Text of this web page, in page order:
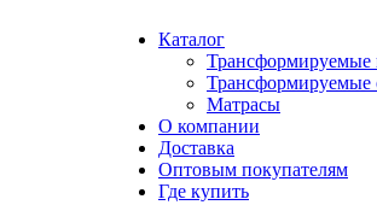
Каталог
Трансформируемые
Трансформируемые
Матрасы
О компании
Доставка
Оптовым покупателям
Где купить